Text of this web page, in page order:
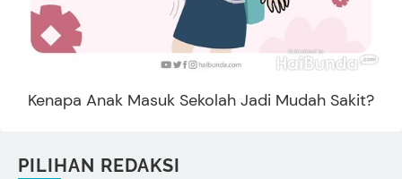
Kenapa Anak Masuk Sekolah Jadi Mudah Sakit?
PILIHAN REDAKSI